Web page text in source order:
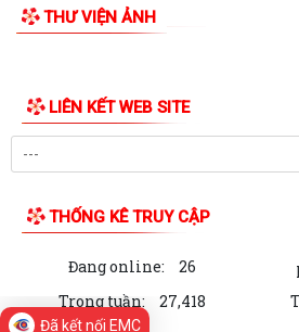
Chủ động cập nhật quy định mới của
vệ môi trường
Đẩy mạnh xây dựng phong trào toàn dân
phần giữ vững an ninh, trật tự...
Tăng cường công tác tuyên truyền, chủ
khỏe điện tử trên VNeID
Đã kết nối EMC